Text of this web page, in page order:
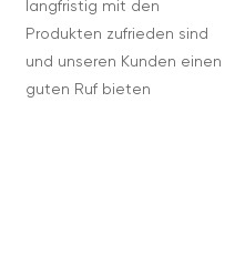
langfristig mit den
Produkten zufrieden sind
und unseren Kunden einen
guten Ruf bieten